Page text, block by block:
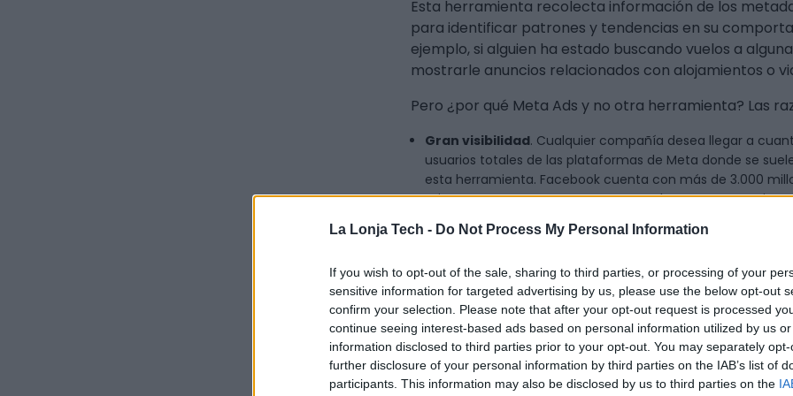
La Lonja Tech - Do Not Process My Personal Information
If you wish to opt-out of the sale, sharing to third parties, or processing of your
sensitive information for targeted advertising by us, please use the below opt-out
confirm your selection. Please note that after your opt-out request is processed
continue seeing interest-based ads based on personal information utilized by us
information disclosed to third parties prior to your opt-out. You may separately
further disclosure of your personal information by third parties on the IAB’s list of
participants. This information may also be disclosed by us to third parties on the
Esta herramienta recolecta información de los
para identificar patrones y tendencias en su
ejemplo, si alguien ha estado buscando vuelos a
mostrarle anuncios relacionados con alojamientos o
Pero ¿por qué Meta Ads y no otra herramienta? Las
Gran visibilidad. Cualquier compañía desea llegar a
usuarios totales de las plataformas de Meta donde se
esta herramienta. Facebook cuenta con más de 3.000
mientras que Instagram, que ocupa el tercer puesto, tiene
Por el potencial que ofrece gracias a suprecisa
Por su bajo costeque puede permitir una buena
Los numerosos formatos que ofrece para adaptarse a
Cómo crear una
Antes de nada es importante aclarar que para poder